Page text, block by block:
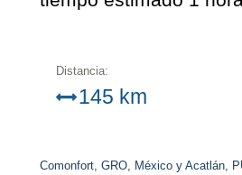
Distancia:
145 km
Comonfort, GRO, México y Acatlán,